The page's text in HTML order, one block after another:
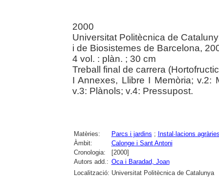
2000
Universitat Politècnica de
i de Biosistemes de Barcelona,
4 vol. : plàn. ; 30 cm
Treball final de carrera
I Annexes, Llibre I Memòria; v.2:
v.3: Plànols; v.4: Pressupost.
Matèries: Parcs i jardins ; Instal·lacions
Àmbit:
Calonge i Sant Antoni
Cronologia:
[2000]
Autors add.: Oca i Baradad, Joan
Localització: Universitat Politècnica de Catalunya